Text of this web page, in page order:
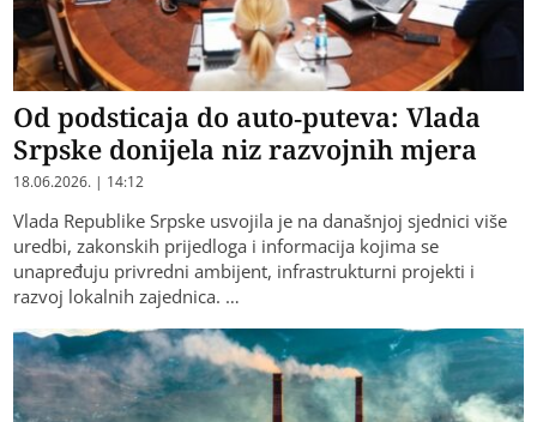
Od podsticaja do auto-puteva: Vlada
Srpske donijela niz razvojnih mjera
18.06.2026. | 14:12
Vlada Republike Srpske usvojila je na današnjoj sjednici više
uredbi, zakonskih prijedloga i informacija kojima se
unapređuju privredni ambijent, infrastrukturni projekti i
razvoj lokalnih zajednica. …